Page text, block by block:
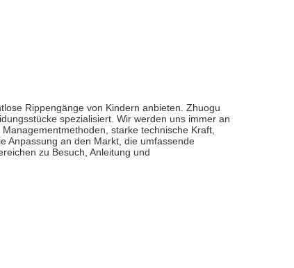
Rippengänge von Kindern anbieten. Zhuogu
spezialisiert. Wir werden uns immer an
starke technische Kraft,
Anpassung an den Markt, die umfassende
zu Besuch, Anleitung und